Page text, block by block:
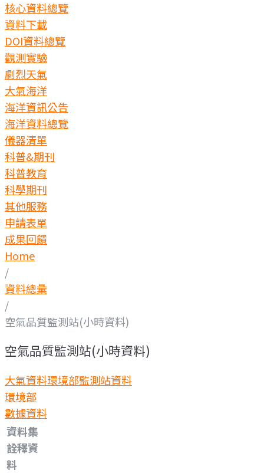
核心資料總覽
資料下載
DOI資料總覽
觀測實驗
劇烈天氣
大氣海洋
海洋資訊公告
海洋資料總覽
儀器清單
科普&期刊
科普教育
科學期刊
其他服務
申請表單
成果回饋
Home
/
資料總彙
/
空氣品質監測站(小時資料)
空氣品質監測站(小時資料)
大氣資料環境部監測站資料
環境部
數據資料
資料集
詮釋資
料